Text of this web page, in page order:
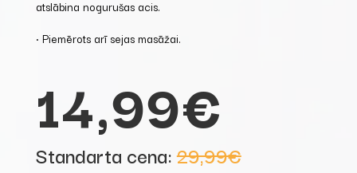
atslābina nogurušas acis.
• Piemērots arī sejas masāžai.
14,99€
Standarta cena:29,99€